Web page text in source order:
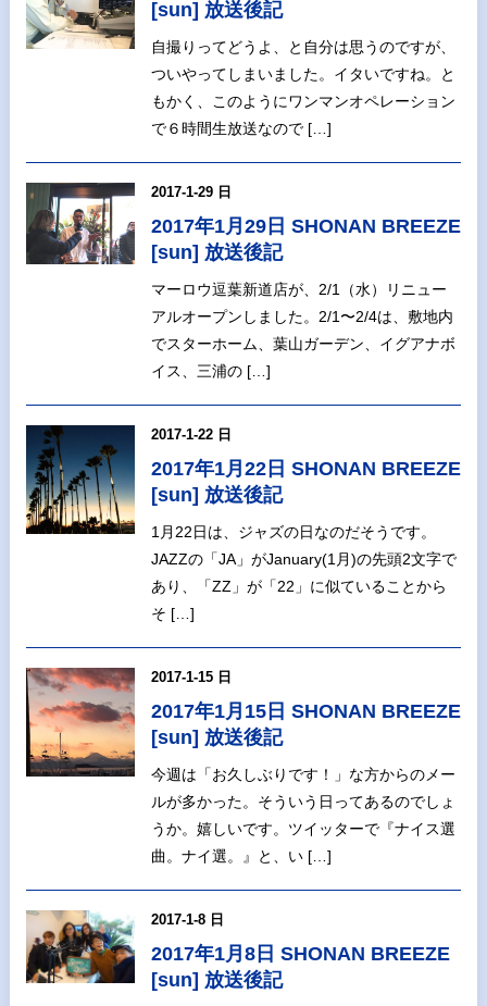
[sun] 放送後記
自撮りってどうよ、と自分は思うのですが、
ついやってしまいました。イタいですね。と
もかく、このようにワンマンオペレーション
で６時間生放送なので […]
2017-1-29 日
2017年1月29日 SHONAN BREEZE
[sun] 放送後記
マーロウ逗葉新道店が、2/1（水）リニュー
アルオープンしました。2/1〜2/4は、敷地内
でスターホーム、葉山ガーデン、イグアナボ
イス、三浦の […]
2017-1-22 日
2017年1月22日 SHONAN BREEZE
[sun] 放送後記
1月22日は、ジャズの日なのだそうです。
JAZZの「JA」がJanuary(1月)の先頭2文字で
あり、「ZZ」が「22」に似ていることから
そ […]
2017-1-15 日
2017年1月15日 SHONAN BREEZE
[sun] 放送後記
今週は「お久しぶりです！」な方からのメー
ルが多かった。そういう日ってあるのでしょ
うか。嬉しいです。ツイッターで『ナイス選
曲。ナイ選。』と、い […]
2017-1-8 日
2017年1月8日 SHONAN BREEZE
[sun] 放送後記